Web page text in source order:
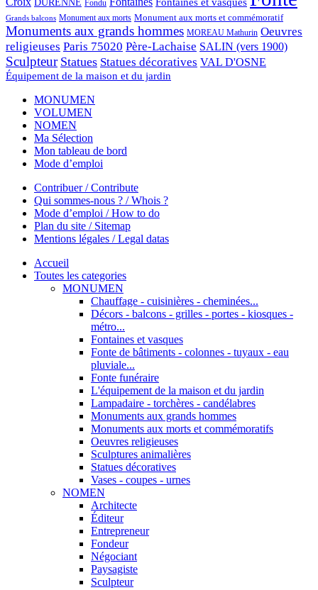
DURENNE Fondu
Grands balcons Monument aux morts Monument aux morts et commémoratif
Monuments aux grands hommes MOREAU Mathurin Oeuvres
religieuses Paris 75020 Père-Lachaise SALIN (vers 1900)
Sculpteur Statues Statues décoratives VAL D'OSNE
Équipement de la maison et du jardin
MONUMEN
VOLUMEN
NOMEN
Ma Sélection
Mon tableau de bord
Mode d’emploi
Contribuer / Contribute
Qui sommes-nous ? / Whois ?
Mode d’emploi / How to do
Plan du site / Sitemap
Mentions légales / Legal datas
Accueil
Toutes les categories
MONUMEN
Chauffage - cuisinières - cheminées...
Décors - balcons - grilles - portes - kiosques -
métro...
Fontaines et vasques
Fonte de bâtiments - colonnes - tuyaux - eau
pluviale...
Fonte funéraire
L'équipement de la maison et du jardin
Lampadaire - torchères - candélabres
Monuments aux grands hommes
Monuments aux morts et commémoratifs
Oeuvres religieuses
Sculptures animalières
Statues décoratives
Vases - coupes - urnes
NOMEN
Architecte
Éditeur
Entrepreneur
Fondeur
Négociant
Paysagiste
Sculpteur